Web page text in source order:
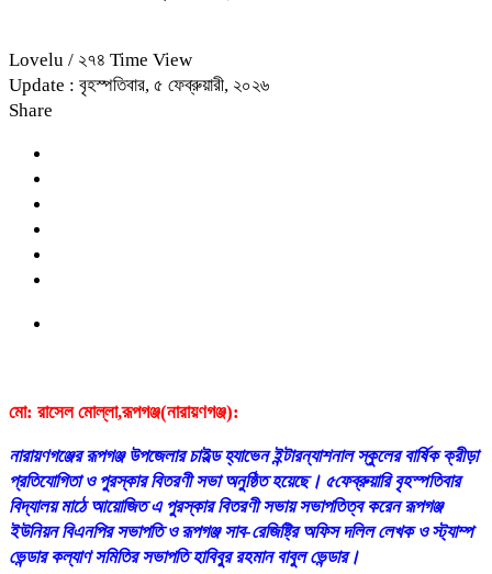
Lovelu / ২৭৪ Time View
Update : বৃহস্পতিবার, ৫ ফেব্রুয়ারী, ২০২৬
Share
মো: রাসেল মোল্লা,রূপগঞ্জ(নারায়ণগঞ্জ):
নারায়ণগঞ্জের রূপগঞ্জ উপজেলার চাইল্ড হ্যাভেন ইন্টারন্যাশনাল স্কুলের বার্ষিক ক্রীড়া
প্রতিযোগিতা ও পুরস্কার বিতরণী সভা অনুষ্ঠিত হয়েছে। ৫ফেব্রুয়ারি বৃহস্পতিবার
বিদ্যালয় মাঠে আয়োজিত এ পুরস্কার বিতরণী সভায় সভাপতিত্ব করেন রূপগঞ্জ
ইউনিয়ন বিএনপির সভাপতি ও রূপগঞ্জ সাব-রেজিষ্ট্রি অফিস দলিল লেখক ও স্ট্যাম্প
ভেন্ডার কল্যাণ সমিতির সভাপতি হাবিবুর রহমান বাবুল ভেন্ডার।